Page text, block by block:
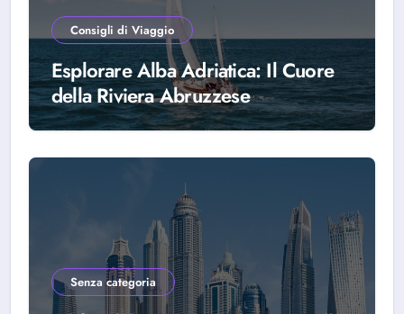
Consigli di Viaggio
Esplorare Alba Adriatica: Il Cuore
della Riviera Abruzzese
Senza categoria